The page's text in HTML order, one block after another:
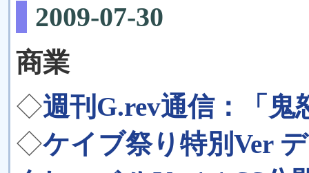
2009-07-30
商業
◇週刊G.rev通信：「鬼
◇ケイブ祭り特別Ver